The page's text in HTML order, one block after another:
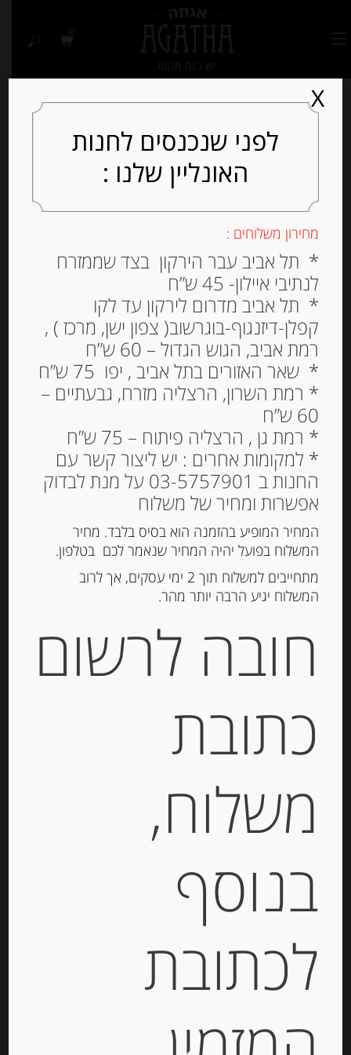
שוקולד חלב מעולה עם
קוקוס – “Xocolata
Jolonch”
₪32.00
מחיר ל 100 גרם: 29.00 ש"ח
הוספה לסל
קטגוריות:
מוצרים חדשים
ומתוקים
תיאור
Jolonch”
תוצרת ספרד
לפני שנכנסים לחנות
האונליין שלנו :
מחירון משלוחים :
* תל אביב עבר הירקון בצד שממזרח
לנתיבי איילון- 45 ש”ח
* תל אביב מדרום לירקון עד לקו
קפלן-דיזנגוף-בוגרשוב( צפון ישן, מרכז ) ,
רמת אביב, הגוש הגדול – 60 ש”ח
* שאר האזורים בתל אביב , יפו 75 ש”ח
* רמת השרון, הרצליה מזרח, גבעתיים –
60 ש”ח
* רמת גן , הרצליה פיתוח – 75 ש”ח
* למקומות אחרים : יש ליצור קשר עם
החנות ב 03-5757901 על מנת לבדוק
אפשרות ומחיר של משלוח
המחיר המופיע בהזמנה הוא בסיס בלבד. מחיר
המשלוח בפועל יהיה המחיר שנאמר לכם בטלפון.
מתחייבים למשלוח תוך 2 ימי עסקים, אך לרוב
המשלוח יגיע הרבה יותר מהר.
חובה לרשום
כתובת
משלוח,
בנוסף
לכתובת
X